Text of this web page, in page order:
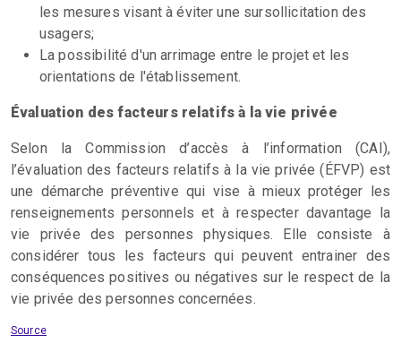
les mesures visant à éviter une sursollicitation des
usagers;
La possibilité d'un arrimage entre le projet et les
orientations de l'établissement.
Évaluation des facteurs relatifs à la vie privée
Selon la Commission d’accès à l’information (CAI),
l’évaluation des facteurs relatifs à la vie privée (ÉFVP) est
une démarche préventive qui vise à mieux protéger les
renseignements personnels et à respecter davantage la
vie privée des personnes physiques. Elle consiste à
considérer tous les facteurs qui peuvent entrainer des
conséquences positives ou négatives sur le respect de la
vie privée des personnes concernées.
Source